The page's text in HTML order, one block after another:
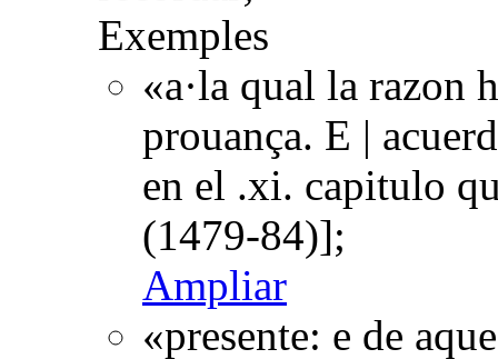
Exemples
«a·la qual la razon
prouança. E |
en el .xi. capitulo
(1479-84)];
Ampliar
«presente: e de